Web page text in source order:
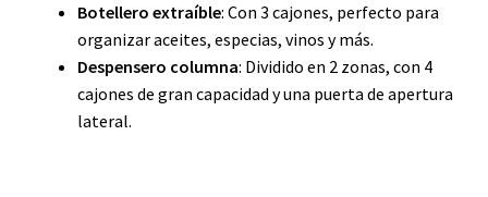
Botellero extraíble: Con 3 cajones, perfecto para
organizar aceites, especias, vinos y más.
Despensero columna: Dividido en 2 zonas, con 4
cajones de gran capacidad y una puerta de apertura
lateral.